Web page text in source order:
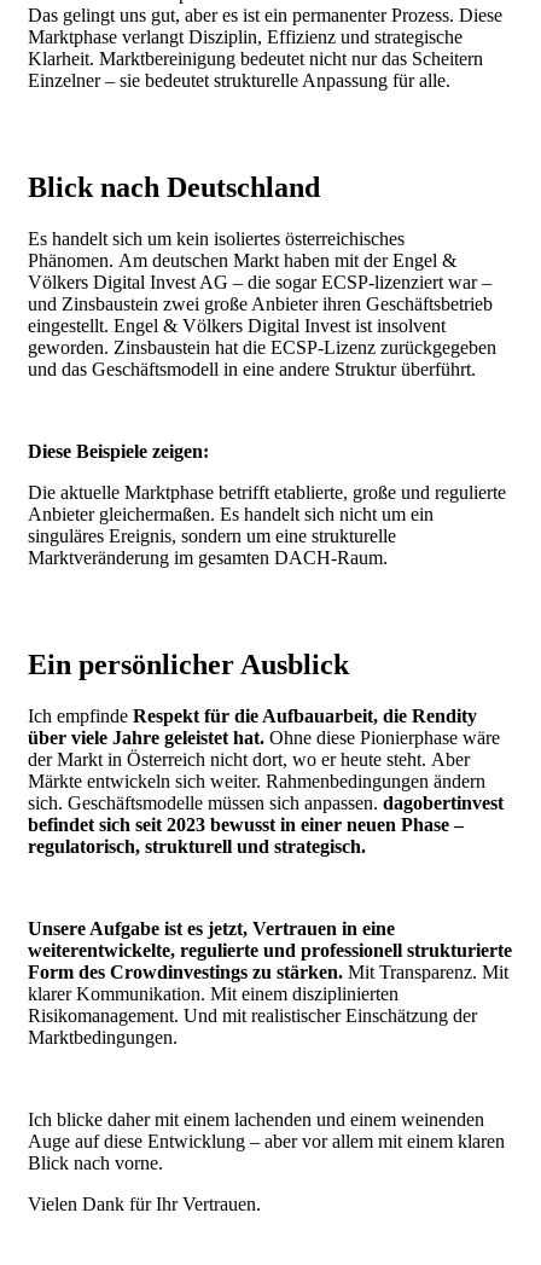
Das gelingt uns gut, aber es ist ein permanenter Prozess. Diese
Marktphase verlangt Disziplin, Effizienz und strategische
Klarheit. Marktbereinigung bedeutet nicht nur das Scheitern
Einzelner – sie bedeutet strukturelle Anpassung für alle.
Blick nach Deutschland
Es handelt sich um kein isoliertes österreichisches
Phänomen. Am deutschen Markt haben mit derEngel &
Völkers Digital Invest AG – die sogar ECSP-lizenziert war –
und Zinsbaustein zwei große Anbieter ihren Geschäftsbetrieb
eingestellt. Engel & Völkers Digital Invest ist insolvent
geworden. Zinsbaustein hat die ECSP-Lizenz zurückgegeben
und das Geschäftsmodell in eine andere Struktur überführt.
Diese Beispiele zeigen:
Die aktuelle Marktphase betrifft etablierte, große und regulierte
Anbieter gleichermaßen. Es handelt sich nicht um ein
singuläres Ereignis, sondern um eine strukturelle
Marktveränderung im gesamten DACH-Raum.
Ein persönlicher Ausblick
Ich empfinde Respekt für die Aufbauarbeit, die Rendity
über viele Jahre geleistet hat. Ohne diese Pionierphase wäre
der Markt in Österreich nicht dort, wo er heute steht. Aber
Märkte entwickeln sich weiter. Rahmenbedingungen ändern
sich. Geschäftsmodelle müssen sich anpassen. dagobertinvest
befindet sich seit 2023 bewusst in einer neuen Phase –
regulatorisch, strukturell und strategisch.
Unsere Aufgabe ist es jetzt, Vertrauen in eine
weiterentwickelte, regulierte und professionell strukturierte
Form des Crowdinvestings zu stärken. Mit Transparenz. Mit
klarer Kommunikation. Mit einem disziplinierten
Risikomanagement. Und mit realistischer Einschätzung der
Marktbedingungen.
Ich blicke daher mit einem lachenden und einem weinenden
Auge auf diese Entwicklung – aber vor allem mit einem klaren
Blick nach vorne.
Vielen Dank für Ihr Vertrauen.